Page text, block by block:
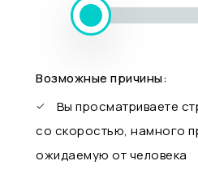
Возможные причины:
Вы просматриваете
со скоростью, намного
ожидаемую от человека